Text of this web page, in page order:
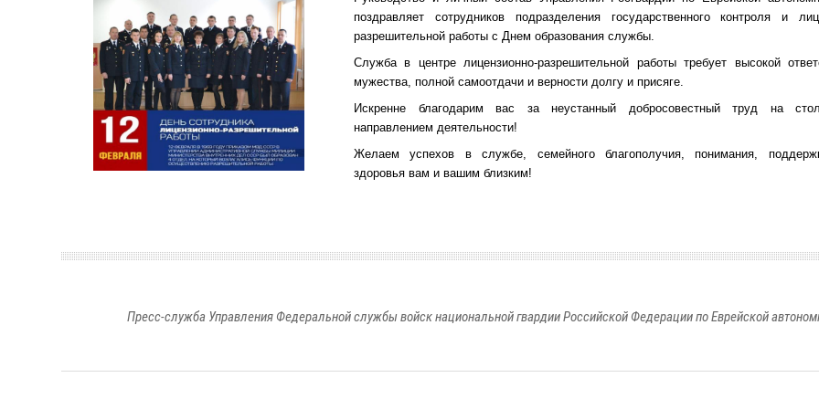
поздравляет сотрудников подразделения государственного контроля и
разрешительной работы с Днем образования службы.
Служба в центре лицензионно-разрешительной работы требует высокой
мужества, полной самоотдачи и верности долгу и присяге.
Искренне благодарим вас за неустанный добросовестный труд на
направлением деятельности!
Желаем успехов в службе, семейного благополучия, понимания,
здоровья вам и вашим близким!
Пресс-служба Управления Федеральной службы войск национальной гвардии Российской Федерации по Еврейской